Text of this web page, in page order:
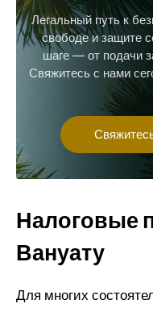
Легальный путь к
свободе и защите
шаге — от подачи
Свяжитесь с нами
Налоговые
Вануату
Для многих